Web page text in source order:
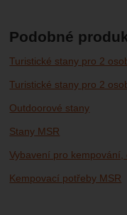
Podobné
Turistické stany pro 2
Turistické stany pro 2
Outdoorové stany
Stany MSR
Vybavení pro
Kempovací potřeby MSR